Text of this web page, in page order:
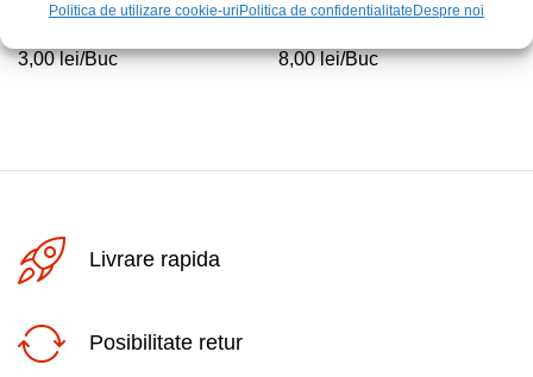
Politica de utilizare cookie-uriPolitica de confidentialitateDespre noi
3,00lei/Buc 8,00lei/Buc
Livrare rapida
Posibilitate retur